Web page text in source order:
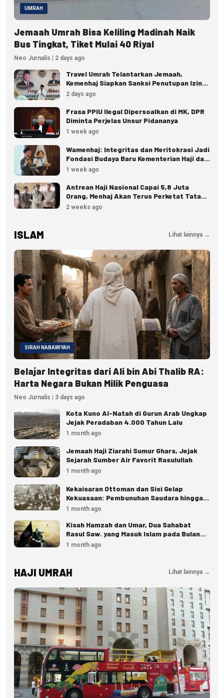
UMRAH
Jemaah Umrah Bisa Keliling Madinah Naik
Bus Tingkat, Tiket Mulai 40 Riyal
Neo Jurnalis | 2 days ago
Travel Umrah Telantarkan Jemaah,
Kemenhaj Siapkan Sanksi Penutupan Izin
hingga Pidana
2 days ago
Frasa PPIU Ilegal Dipersoalkan di MK, DPR
Diminta Perjelas Unsur Pidananya
1 week ago
Wamenhaj: Integritas dan Meritokrasi Jadi
Fondasi Budaya Baru Kementerian Haji dan
Umrah
1 week ago
Antrean Haji Nasional Capai 5,8 Juta
Orang, Menhaj Akan Terus Perketat Tata
Kelola
2 weeks ago
ISLAM Lihat lainnya →
SIRAH NABAWIYAH
Belajar Integritas dari Ali bin Abi Thalib RA:
Harta Negara Bukan Milik Penguasa
Neo Jurnalis | 3 days ago
Kota Kuno Al-Natah di Gurun Arab Ungkap
Jejak Peradaban 4.000 Tahun Lalu
1 month ago
Jemaah Haji Ziarahi Sumur Ghars, Jejak
Sejarah Sumber Air Favorit Rasulullah
1 month ago
Kekaisaran Ottoman dan Sisi Gelap
Kekuasaan: Pembunuhan Saudara hingga
Eksekusi Istana
1 month ago
Kisah Hamzah dan Umar, Dua Sahabat
Rasul Saw. yang Masuk Islam pada Bulan
Dzulhijjah
1 month ago
HAJI UMRAH Lihat lainnya →